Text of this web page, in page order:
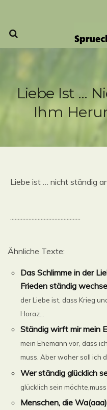
Liebe Ist …
Ihm
Liebe ist … nicht ständig
..............................................
Ähnliche Texte:
Das Schlimme in der
Frieden ständig
der Liebe ist, dass Krieg
Horaz...
Ständig wirft mir mein
mein Ehemann vor, dass
muss. Aber woher soll ich
Wer ständig glücklich
glücklich sein
Menschen, die